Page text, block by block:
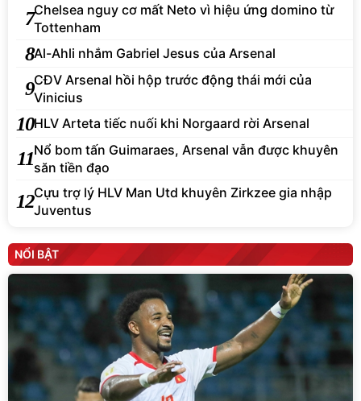
7Chelsea nguy cơ mất Neto vì hiệu ứng domino từ
Tottenham
8Al-Ahli nhắm Gabriel Jesus của Arsenal
9CĐV Arsenal hồi hộp trước động thái mới của
Vinicius
10HLV Arteta tiếc nuối khi Norgaard rời Arsenal
11Nổ bom tấn Guimaraes, Arsenal vẫn được khuyên
săn tiền đạo
12Cựu trợ lý HLV Man Utd khuyên Zirkzee gia nhập
Juventus
NỔI BẬT